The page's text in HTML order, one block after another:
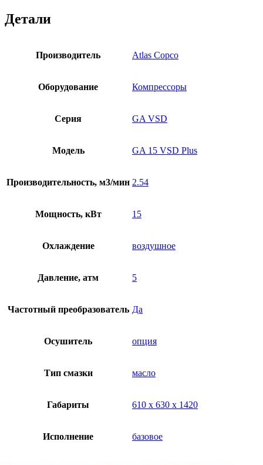
Детали
Производитель Atlas Copco
Оборудование Компрессоры
Серия GA VSD
Модель GA 15 VSD Plus
Производительность, м3/мин 2.54
Мощность, кВт 15
Охлаждение воздушное
Давление, атм 5
Частотный преобразователь Да
Осушитель опция
Тип смазки масло
Габариты 610 х 630 х 1420
Исполнение базовое